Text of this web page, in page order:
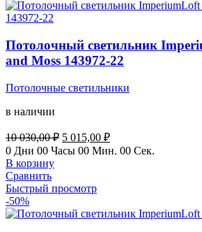
Потолочный светильник
and Moss 143972-22
Потолочные светильники
в наличии
10 030,00₽ Первоначальная
цена
030,00 ₽.
5 015,00 ₽Текущая
цена:
0 Дни 00 Часы 00 Мин. 00 Сек.
В корзину
Сравнить
Быстрый просмотр
-50%